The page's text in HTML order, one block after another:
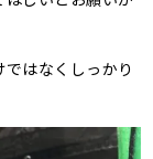
はなくしっかり